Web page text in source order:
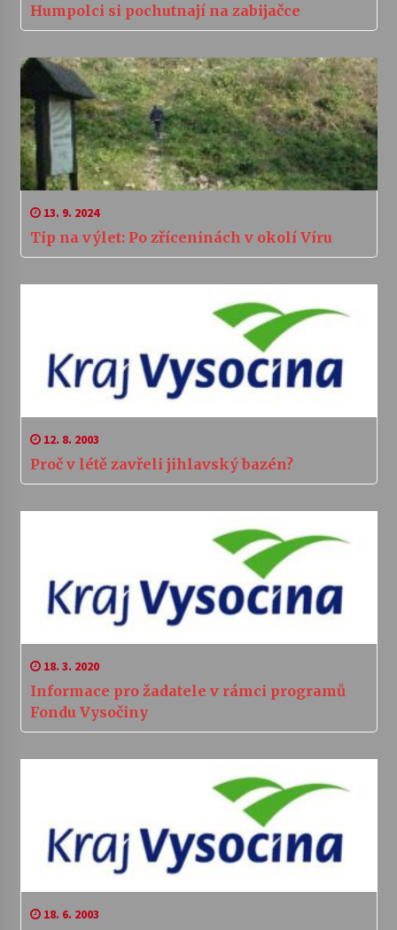
Humpolci si pochutnají na zabijačce
13. 9. 2024
Tip na výlet: Po zříceninách v okolí Víru
12. 8. 2003
Proč v létě zavřeli jihlavský bazén?
18. 3. 2020
Informace pro žadatele v rámci programů
Fondu Vysočiny
18. 6. 2003